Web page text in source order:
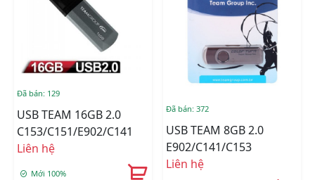
Đã bán: 129
USB TEAM 16GB 2.0
C153/C151/E902/C141
Liên hệ
Mới 100%
Đã bán: 372
USB TEAM 8GB 2.0
E902/C141/C153
Liên hệ